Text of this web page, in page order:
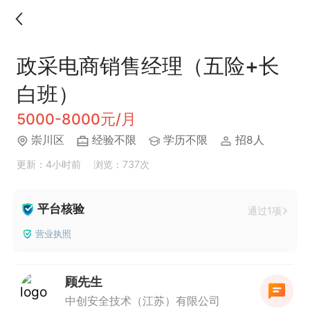
政采电商销售经理（五险+长
白班）
5000-8000元/月
崇川区 经验不限 学历不限 招8人
更新：4小时前 浏览：737次
平台核验 通过1项
营业执照
顾先生
中创安全技术（江苏）有限公司